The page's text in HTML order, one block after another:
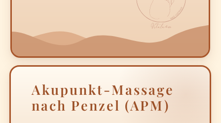
Akupunkt-Massage
nach Penzel (APM)